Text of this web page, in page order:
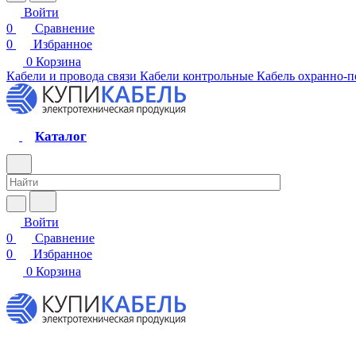
Войти
0
Сравнение
0
Избранное
0 Корзина
Кабели и провода связи Кабели контрольные Кабель охранно-
Каталог
Войти
0
Сравнение
0
Избранное
0 Корзина